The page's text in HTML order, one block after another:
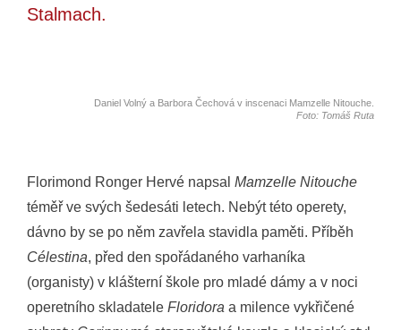
Stalmach.
Daniel Volný a Barbora Čechová v inscenaci Mamzelle Nitouche.
Foto: Tomáš Ruta
Florimond Ronger Hervé napsal Mamzelle Nitouche
téměř ve svých šedesáti letech. Nebýt této operety,
dávno by se po něm zavřela stavidla paměti. Příběh
Célestina, před den spořádaného varhaníka
(organisty) v klášterní škole pro mladé dámy a v noci
operetního skladatele Floridora a milence vykřičené